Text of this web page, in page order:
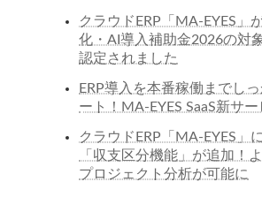
クラウドERP「MA-EYES」
化・AI導入補助金2026の対
認定されました
ERP導入を本番稼働までし
ート！MA-EYES SaaS新サ
クラウドERP「MA-EYES」
「収支区分機能」が追加！
プロジェクト分析が可能に